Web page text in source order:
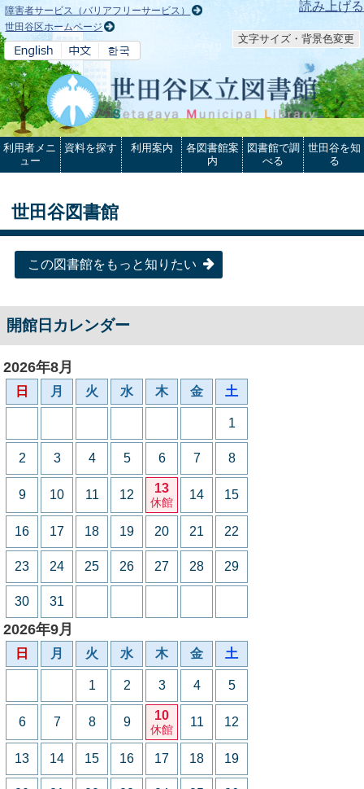
本文へ 読み上げる
障害者サービス（バリアフリーサービス）
世田谷区ホームページ
文字サイズ・背景色変更
利用者メニ
ュー
資料を探す 利用案内
各図書館案
内
図書館で調
べる
世田谷を知
る
世田谷図書館
この図書館をもっと知りたい
開館日カレンダー
2026年8月
日 月 火 水 木 金 土
1
2 3 4 5 6 7 8
9 10 11 12 13
休館
14 15
16 17 18 19 20 21 22
23 24 25 26 27 28 29
30 31
2026年9月
日 月 火 水 木 金 土
1 2 3 4 5
6 7 8 9 10
休館
11 12
13 14 15 16 17 18 19